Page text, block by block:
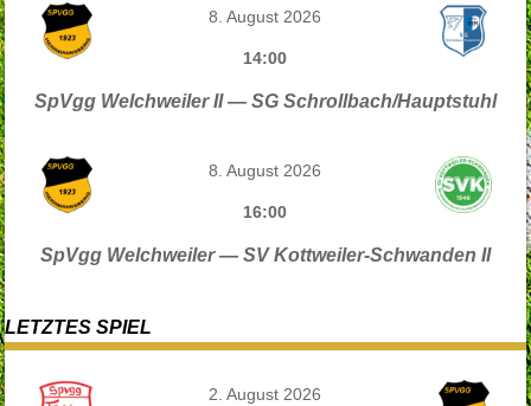
8. August 2026
14:00
SpVgg Welchweiler II — SG Schrollbach/Hauptstuhl
8. August 2026
16:00
SpVgg Welchweiler — SV Kottweiler-Schwanden II
LETZTES SPIEL
2. August 2026